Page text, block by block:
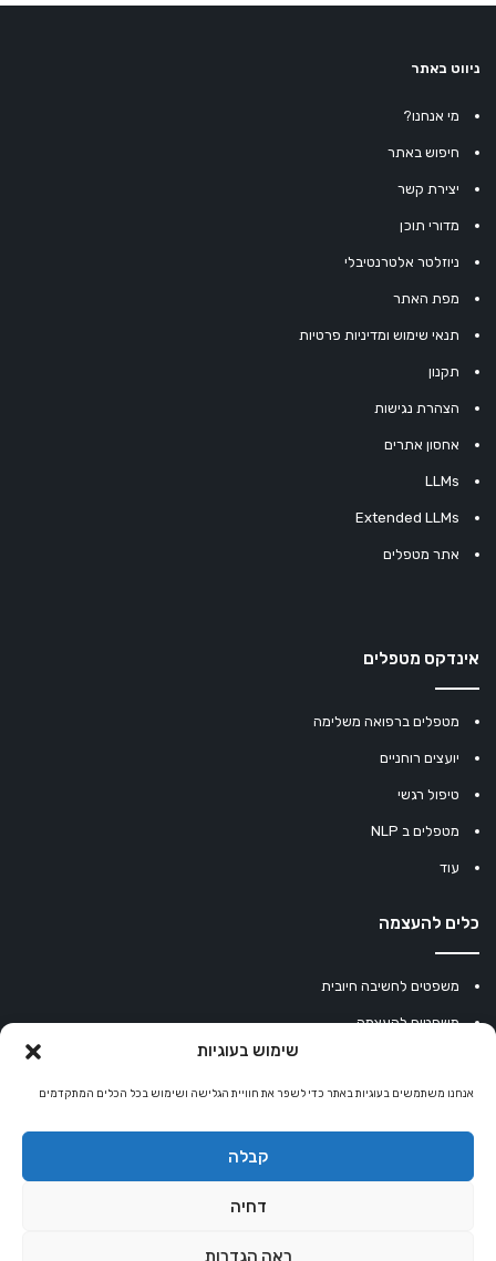
שימוש בעוגיות
אנחנו משתמשים בעוגיות באתר כדי לשפר את חוויית הגלישה ושימוש בכל הכלים המתקדמים
קבלה
דחיה
ראה הגדרות
ניווט באתר
מי אנחנו?
חיפוש באתר
יצירת קשר
מדורי תוכן
ניוזלטר אלטרנטיבלי
מפת האתר
תנאי שימוש ומדיניות פרטיות
תקנון
הצהרת נגישות
אחסון אתרים
LLMs
Extended LLMs
אתר מטפלים
אינדקס מטפלים
מטפלים ברפואה משלימה
יועצים רוחניים
טיפול רגשי
מטפלים ב NLP
עוד
כלים להעצמה
משפטים לחשיבה חיובית
משפטים להעצמה
מחשבון נומרולוגיה
קריסטלים למזלות